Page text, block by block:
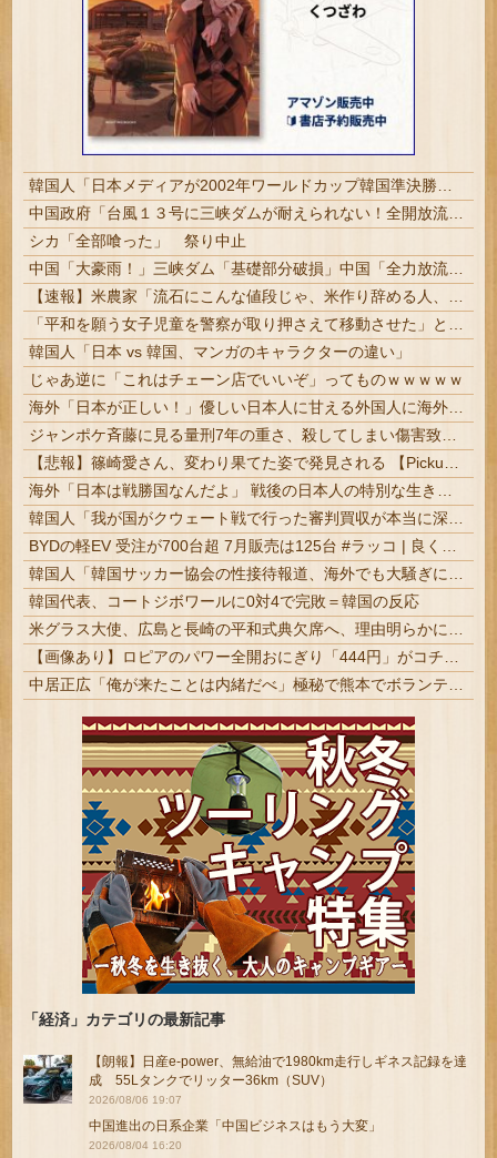
シカ「全部喰った」 祭り中止
韓国人「日本 vs 韓国、マンガのキャラクターの違い」
じゃあ逆に「これはチェーン店でいいぞ」ってものｗｗｗｗｗ
韓国代表、コートジボワールに0対4で完敗＝韓国の反応
「経済」カテゴリの最新記事
【朗報】日産e-power、無給油で1980km走行しギネス記録を達
成 55Lタンクでリッター36km（SUV）
2026/08/06 19:07
中国進出の日系企業「中国ビジネスはもう大変」
2026/08/04 16:20